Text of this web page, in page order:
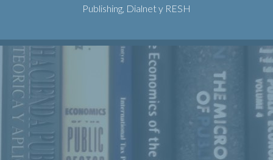
Publishing, Dialnet y RESH